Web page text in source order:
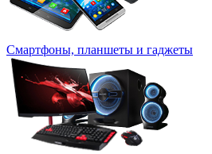
Смартфоны, планшеты и гаджеты